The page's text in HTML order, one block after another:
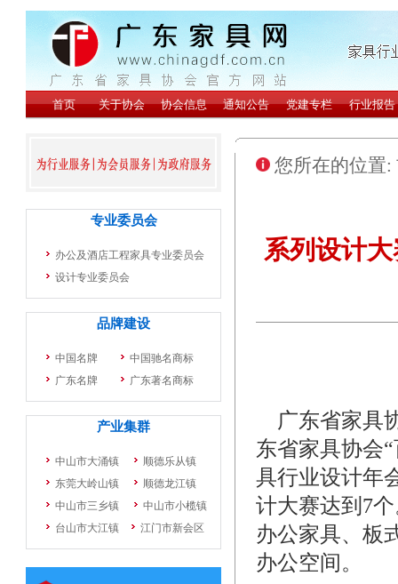
您所在的位置:
系列设计
广东省家具
东省家具协会
具行业设计年
计大赛达到7
办公家具、板
办公空间。